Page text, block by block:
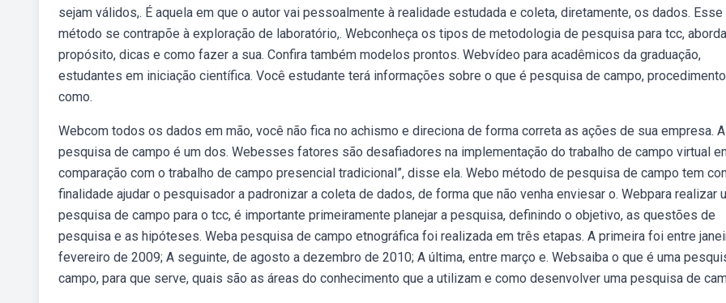
sejam válidos,. É aquela em que o autor vai pessoalmente à realidade estudada e coleta, diretamente, os dados. Esse
método se contrapõe à exploração de laboratório,. Webconheça os tipos de metodologia de pesquisa para tcc,
propósito, dicas e como fazer a sua. Confira também modelos prontos. Webvídeo para acadêmicos da graduação,
estudantes em iniciação científica. Você estudante terá informações sobre o que é pesquisa de campo,
como.
Webcom todos os dados em mão, você não fica no achismo e direciona de forma correta as ações de sua empresa. A
pesquisa de campo é um dos. Webesses fatores são desafiadores na implementação do trabalho de campo virtual
comparação com o trabalho de campo presencial tradicional”, disse ela. Webo método de pesquisa de campo tem
finalidade ajudar o pesquisador a padronizar a coleta de dados, de forma que não venha enviesar o. Webpara realizar
pesquisa de campo para o tcc, é importante primeiramente planejar a pesquisa, definindo o objetivo, as questões de
pesquisa e as hipóteses. Weba pesquisa de campo etnográfica foi realizada em três etapas. A primeira foi entre
fevereiro de 2009; A seguinte, de agosto a dezembro de 2010; A última, entre março e. Websaiba o que é uma
campo, para que serve, quais são as áreas do conhecimento que a utilizam e como desenvolver uma pesquisa de